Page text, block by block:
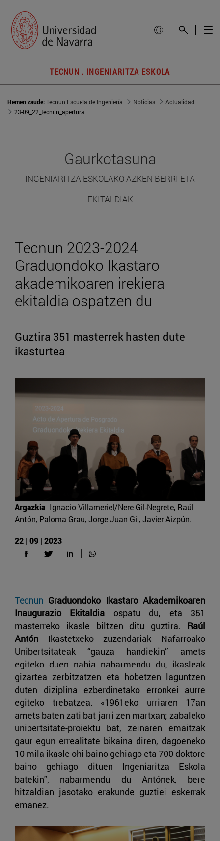
TECNUN . INGENIARITZA ESKOLA
Hemen zaude:Tecnun Escuela de Ingeniería Noticias
Actualidad
23-09_22_tecnun_apertura
Gaurkotasuna
INGENIARITZA ESKOLAKO AZKEN BERRI ETA
EKITALDIAK
Tecnun 2023-2024
Graduondoko Ikastaro
akademikoaren irekiera
ekitaldia ospatzen du
Guztira 351 masterrek hasten dute
ikasturtea
Argazkia Ignacio Villameriel/Nere Gil-Negrete, Raúl
Antón, Paloma Grau, Jorge Juan Gil, Javier Aizpún.
22 | 09 | 2023
Tecnun Graduondoko Ikastaro Akademikoaren
Inaugurazio Ekitaldia ospatu du, eta 351
masterreko ikasle biltzen ditu guztira. Raúl
Antón Ikastetxeko zuzendariak Nafarroako
Unibertsitateak “gauza handiekin” amets
egiteko duen nahia nabarmendu du, ikasleak
gizartea zerbitzatzen eta hobetzen laguntzen
duten diziplina ezberdinetako erronkei aurre
egiteko trebatzea. «1961eko urriaren 17an
amets baten zati bat jarri zen martxan; zabaleko
unibertsitate-proiektu bat, zeinaren emaitzak
gaur egun errealitate bikaina diren, dagoeneko
10 mila ikasle ohi baino gehiago eta 700 doktore
baino gehiago dituen Ingeniaritza Eskola
batekin", nabarmendu du Antónek, bere
hitzaldian jasotako erakunde guztiei eskerrak
emanez.